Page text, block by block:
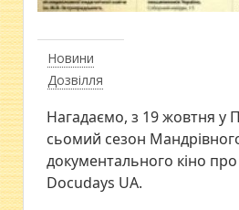
Новини
Дозвілля
Нагадаємо, з 19 жовтня у
сьомий сезон
документального кіно
Docudays UA.